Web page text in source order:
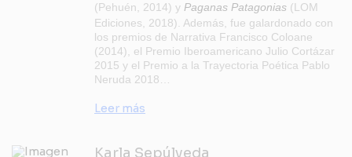
(Pehuén, 2014) y Paganas Patagonias (LOM
Ediciones, 2018). Además, fue galardonado con
los premios de Narrativa Francisco Coloane
(2014), el Premio Iberoamericano Julio Cortázar
2015 y el Premio a la Trayectoria Poética Pablo
Neruda 2018…
Leer más
Karla Sepúlveda